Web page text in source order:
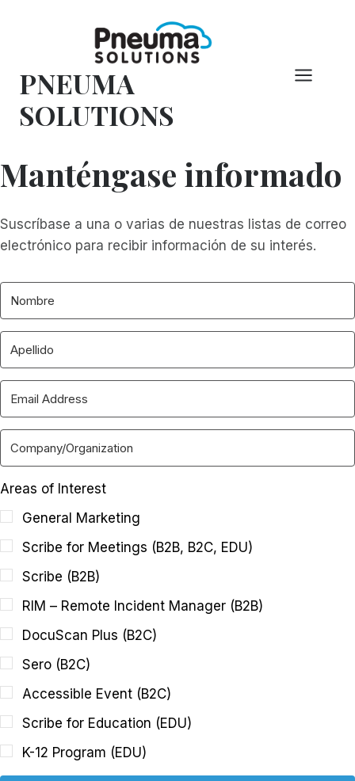
PNEUMA
SOLUTIONS
Manténgase informado
Suscríbase a una o varias de nuestras listas de correo
electrónico para recibir información de su interés.
Areas of Interest
General Marketing
Scribe for Meetings (B2B, B2C, EDU)
Scribe (B2B)
RIM – Remote Incident Manager (B2B)
DocuScan Plus (B2C)
Sero (B2C)
Accessible Event (B2C)
Scribe for Education (EDU)
K-12 Program (EDU)